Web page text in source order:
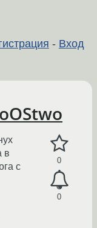
- Вход
0
0
в
с